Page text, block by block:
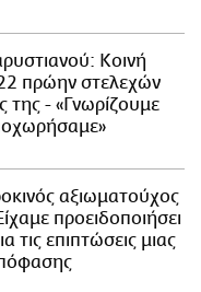
Κοινή
πρώην στελεχών
της - «Γνωρίζουμε
αξιωματούχος
προειδοποιήσει
τις επιπτώσεις μιας